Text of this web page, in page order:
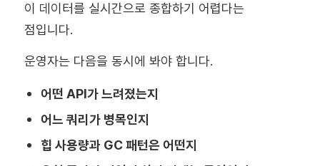
이 데이터를 실시간으로 종합하기 어렵다는
점입니다.
운영자는 다음을 동시에 봐야 합니다.
어떤 API가 느려졌는지
어느 쿼리가 병목인지
힙 사용량과 GC 패턴은 어떤지